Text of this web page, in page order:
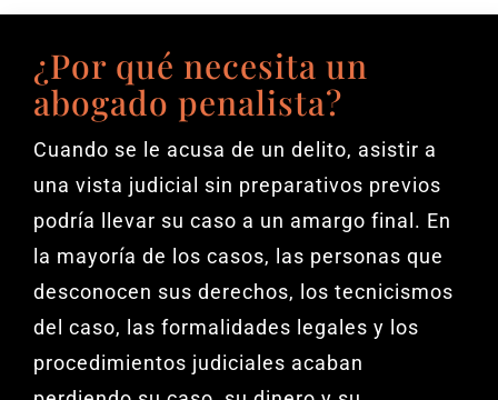
¿Por qué necesita un
abogado penalista?
Cuando se le acusa de un delito, asistir a
una vista judicial sin preparativos previos
podría llevar su caso a un amargo final. En
la mayoría de los casos, las personas que
desconocen sus derechos, los tecnicismos
del caso, las formalidades legales y los
procedimientos judiciales acaban